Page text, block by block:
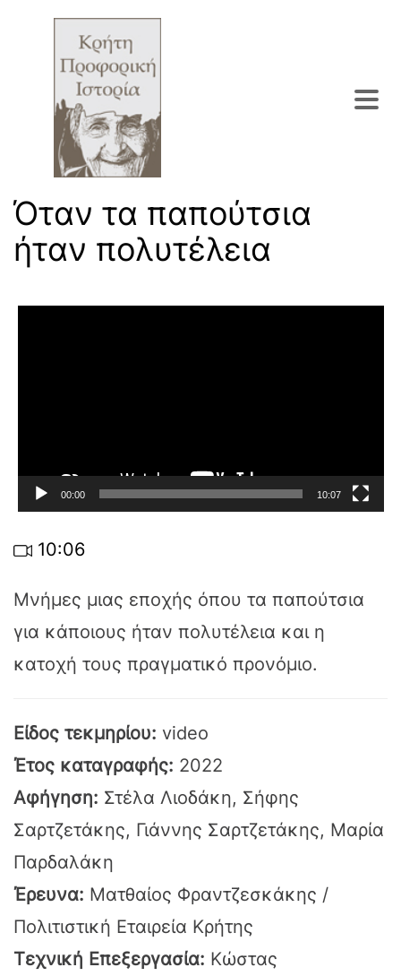
Όταν τα παπούτσια
ήταν πολυτέλεια
Πρόγραμμα Αναπαραγωγής Βίντεο
00:00 10:07
10:06
Μνήμες μιας εποχής όπου τα παπούτσια
για κάποιους ήταν πολυτέλεια και η
κατοχή τους πραγματικό προνόμιο.
Είδος τεκμηρίου: video
Έτος καταγραφής: 2022
Αφήγηση: Στέλα Λιοδάκη, Σήφης
Σαρτζετάκης, Γιάννης Σαρτζετάκης, Μαρία
Παρδαλάκη
Έρευνα: Ματθαίος Φραντζεσκάκης /
Πολιτιστική Εταιρεία Κρήτης
Τεχνική Επεξεργασία: Κώστας